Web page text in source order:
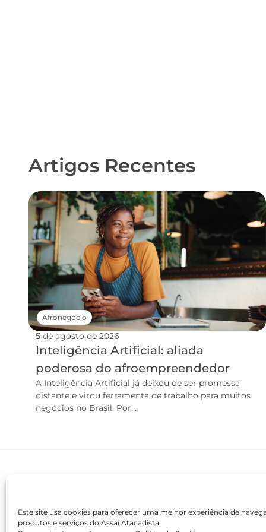
Este site usa cookies para oferecer uma melhor experiência de
produtos e serviços do Assaí Atacadista.
Artigos Recentes
5 de agosto de 2026
Inteligência Artificial: aliada
poderosa do afroempreendedor
A Inteligência Artificial já deixou de ser promessa
distante e virou ferramenta de trabalho para muitos
negócios no Brasil. Por...
Afronegócio